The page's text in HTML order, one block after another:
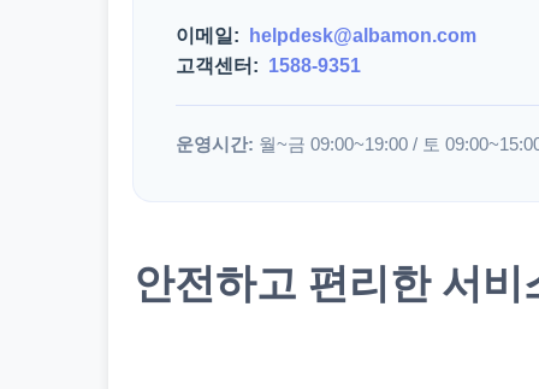
이메일:
helpdesk@albamon.com
고객센터: 1588-9351
운영시간: 월~금 09:00~19:00 / 토
안전하고 편리한 서